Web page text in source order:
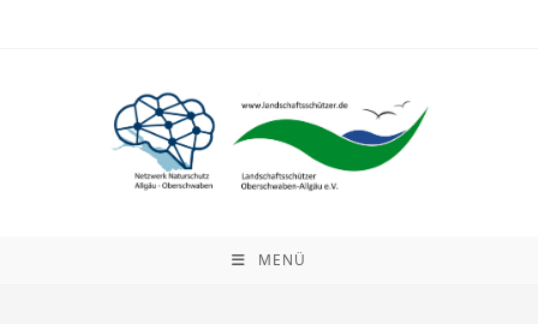
MENÜ